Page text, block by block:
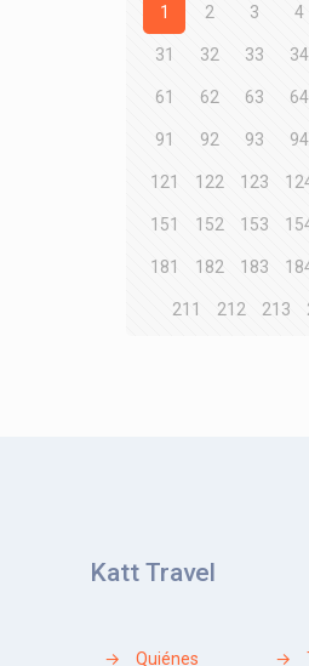
1 2 3 4
31 32 33 34
61 62 63 64
91 92 93 94
121 122 123
151 152 153
181 182 183
211 212 213
Katt Travel
→ Quiénes →